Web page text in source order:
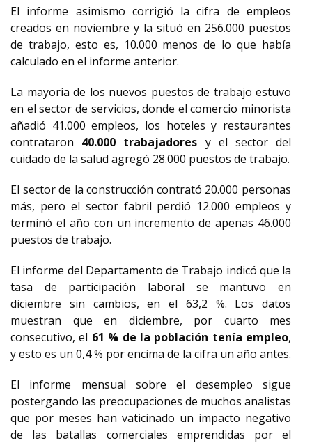
El informe asimismo corrigió la cifra de empleos
creados en noviembre y la situó en 256.000 puestos
de trabajo, esto es, 10.000 menos de lo que había
calculado en el informe anterior.
La mayoría de los nuevos puestos de trabajo estuvo
en el sector de servicios, donde el comercio minorista
añadió 41.000 empleos, los hoteles y restaurantes
contrataron 40.000 trabajadores y el sector del
cuidado de la salud agregó 28.000 puestos de trabajo.
El sector de la construcción contrató 20.000 personas
más, pero el sector fabril perdió 12.000 empleos y
terminó el año con un incremento de apenas 46.000
puestos de trabajo.
El informe del Departamento de Trabajo indicó que la
tasa de participación laboral se mantuvo en
diciembre sin cambios, en el 63,2 %. Los datos
muestran que en diciembre, por cuarto mes
consecutivo, el 61 % de la población tenía empleo,
y esto es un 0,4 % por encima de la cifra un año antes.
El informe mensual sobre el desempleo sigue
postergando las preocupaciones de muchos analistas
que por meses han vaticinado un impacto negativo
de las batallas comerciales emprendidas por el